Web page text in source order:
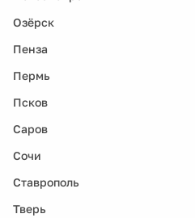
Озёрск
Пенза
Пермь
Псков
Саров
Сочи
Ставрополь
Тверь